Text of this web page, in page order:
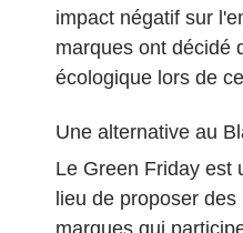
impact négatif sur
marques ont décidé
écologique lors de
Une alternative au
Le Green Friday est
lieu de proposer
marques qui